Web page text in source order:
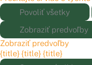
Povoliť všetky
Zobraziť predvoľby
Zobraziť predvoľby
{title} {title} {title}